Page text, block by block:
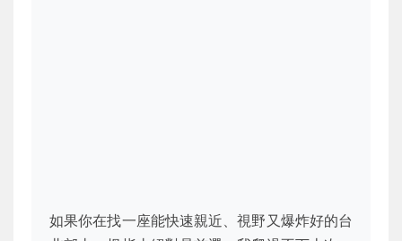
如果你在找一座能快速親近、視野又爆炸好的台